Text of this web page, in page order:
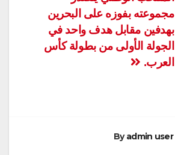
مجموعته بفوزه على البحرين
بهدفين مقابل هدف واحد في
الجولة الأولى من بطولة كأس
العرب.
Byadmin user